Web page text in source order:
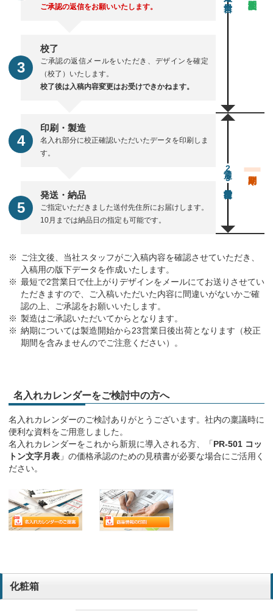
ご承認の返信をお願いいたします。
校了
ご承認の返信メールをいただき、デザインを確定
（校了）いたします。
校了後は入稿内容変更はお受けできかねます。
印刷・製造
名入れ部分に校正確認いただいたデータを印刷しま
す。
発送・納品
ご指定いただきました送付先住所にお届けします。
10月までは納品日の指定も可能です。
通常23営業日後出荷
ご注文後、当社スタッフがご入稿内容を確認させていただき、
入稿用の版下データを作成いたします。
最短で2営業日で仕上がりデザインをメールにてお送りさせてい
ただきますので、ご入稿いただいた内容に間違いがないかご確
認の上、ご承認をお願いいたします。
製造はご承認いただいてからとなります。
納期については製造開始から23営業日後出荷となります（校正
期間を含みませんのでご注意ください）。
名入れカレンダーをご検討中の方へ
名入れカレンダーのご検討ありがとうございます。社内の稟議時に
便利な資料をご用意しました。
名入れカレンダーをこれから新規に導入される方、「PR-501 コッ
トン文字月表 」の価格承認のための見積書が必要な場合にご活用く
ださい。
化粧箱